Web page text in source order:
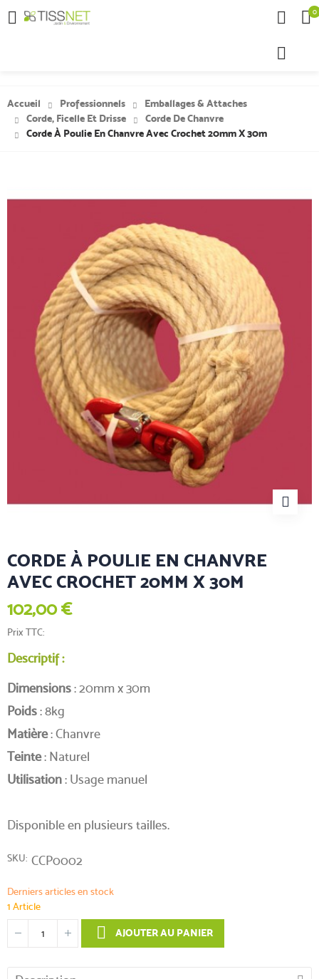
 0
Accueil Professionnels
Emballages & Attaches
Corde, Ficelle Et Drisse
Corde De Chanvre
Corde À Poulie En Chanvre Avec Crochet 20mm X 30m
CORDE À POULIE EN CHANVRE
AVEC CROCHET 20MM X 30M
102,00 €
Prix TTC
Descriptif :
Dimensions: 20mm x 30m
Poids: 8kg
Matière: Chanvre
Teinte: Naturel
Utilisation: Usage manuel
Disponible en plusieurs tailles.
SKU CCP0002
Derniers articles en stock
1 Article
AJOUTER AU PANIER